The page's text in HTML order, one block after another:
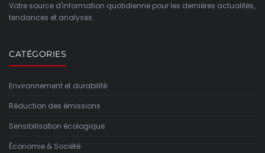
Votre source d'information quotidienne pour les dernières actualités,
tendances et analyses.
CATÉGORIES
Environnement et durabilité
Réduction des émissions
Sensibilisation écologique
Économie & Société